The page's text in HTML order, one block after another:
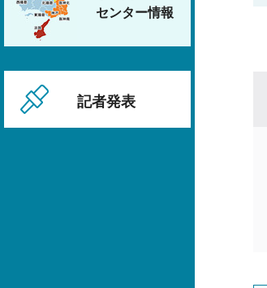
センター情報
記者発表